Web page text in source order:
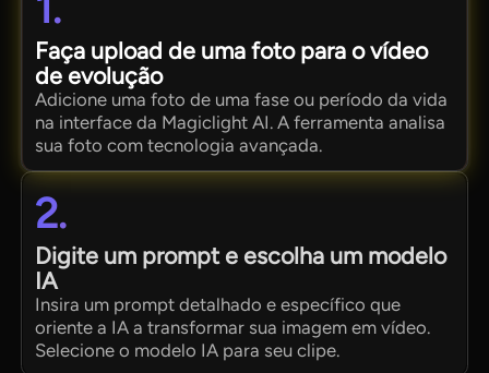
Faça upload de uma foto para o vídeo
de evolução
Adicione uma foto de uma fase ou período da vida
na interface da Magiclight AI. A ferramenta analisa
sua foto com tecnologia avançada.
2.
Digite um prompt e escolha um modelo
IA
Insira um prompt detalhado e específico que
oriente a IA a transformar sua imagem em vídeo.
Selecione o modelo IA para seu clipe.